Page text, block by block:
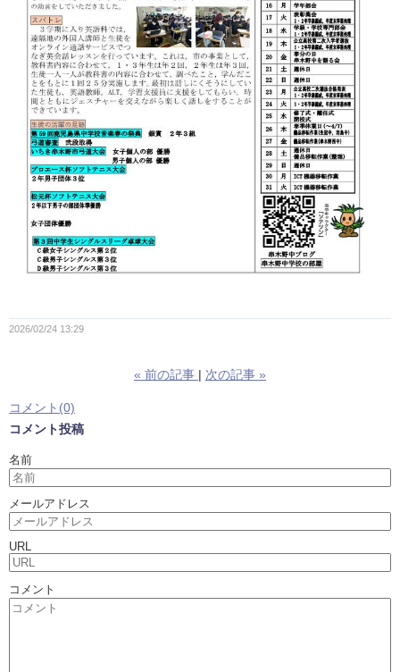
2026/02/24 13:29
« 前の記事 次の記事 »
コメント(0)
コメント投稿
名前
メールアドレス
URL
コメント